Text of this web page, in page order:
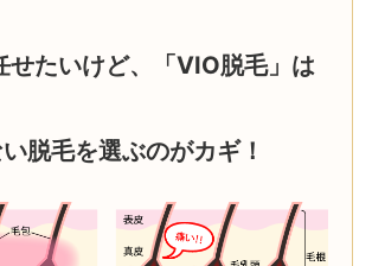
せたいけど、「VIO脱毛」は
脱毛を選ぶのがカギ！